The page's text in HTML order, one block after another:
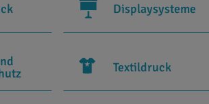
Displaysysteme
Textildruck